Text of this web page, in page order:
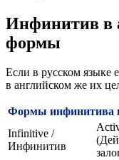
Инфинитив в
формы
Если в русском языке
в английском же их
Формы инфинитива
Infinitive /
Инфинитив